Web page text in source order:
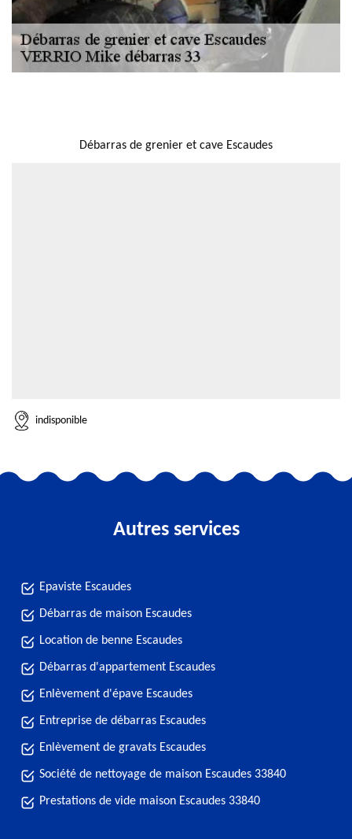
Débarras de grenier et cave Escaudes
indisponible
Autres services
Epaviste Escaudes
Débarras de maison Escaudes
Location de benne Escaudes
Débarras d'appartement Escaudes
Enlèvement d'épave Escaudes
Entreprise de débarras Escaudes
Enlèvement de gravats Escaudes
Société de nettoyage de maison Escaudes 33840
Prestations de vide maison Escaudes 33840